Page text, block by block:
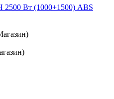
2500 Вт (1000+1500) ABS